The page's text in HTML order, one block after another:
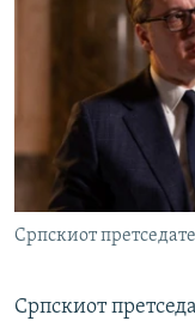
Српскиот
Српскиот